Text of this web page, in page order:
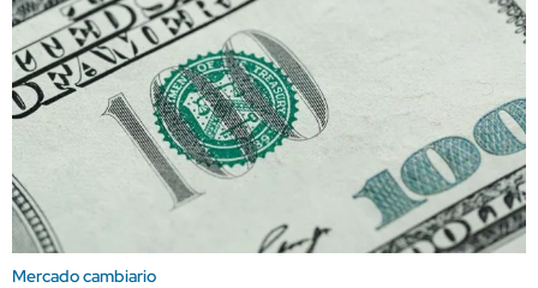
Mercado cambiario